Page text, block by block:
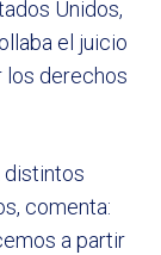
Unidos,
el juicio
los derechos
distintos
comenta:
a partir